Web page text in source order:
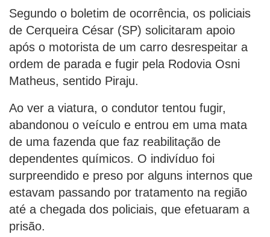
Segundo o boletim de ocorrência, os policiais
de Cerqueira César (SP) solicitaram apoio
após o motorista de um carro desrespeitar a
ordem de parada e fugir pela Rodovia Osni
Matheus, sentido Piraju.
Ao ver a viatura, o condutor tentou fugir,
abandonou o veículo e entrou em uma mata
de uma fazenda que faz reabilitação de
dependentes químicos. O indivíduo foi
surpreendido e preso por alguns internos que
estavam passando por tratamento na região
até a chegada dos policiais, que efetuaram a
prisão.